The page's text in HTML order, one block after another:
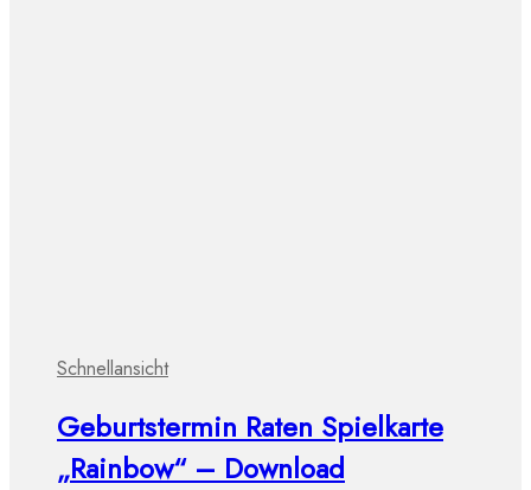
Schnellansicht
Geburtstermin Raten Spielkarte
„Rainbow“ – Download